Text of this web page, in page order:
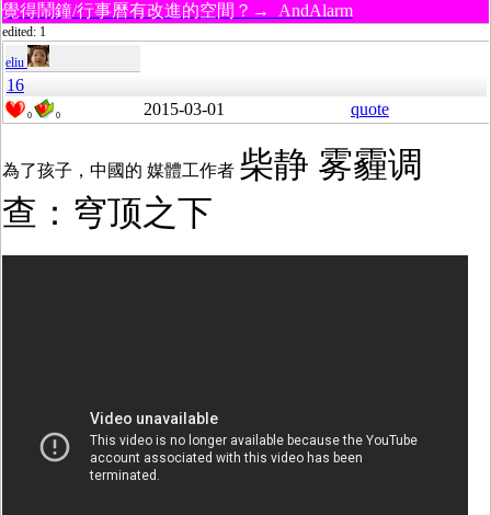
覺得鬧鐘/行事曆有改進的空間？→ AndAlarm
edited: 1
eliu
16
0 0 2015-03-01 quote
為了孩子，中國的 媒體工作者 柴静 雾霾调
查：穹顶之下